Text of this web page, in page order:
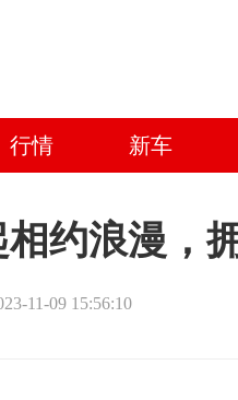
行情 新车
约浪漫，
11-09 15:56:10